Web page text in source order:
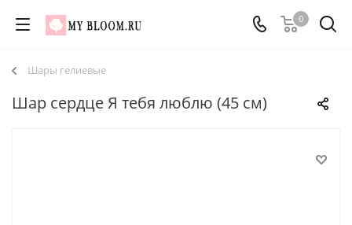
0
Шары гелиевые
Шар сердце Я тебя люблю (45 см)